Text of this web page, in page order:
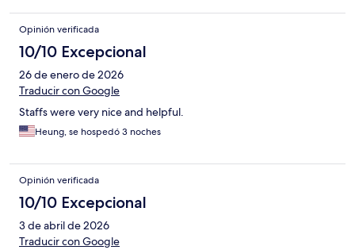
Opinión verificada
10/10 Excepcional
26 de enero de 2026
Traducir con Google
Staffs were very nice and helpful.
Heung, se hospedó 3 noches
Opinión verificada
10/10 Excepcional
3 de abril de 2026
Traducir con Google